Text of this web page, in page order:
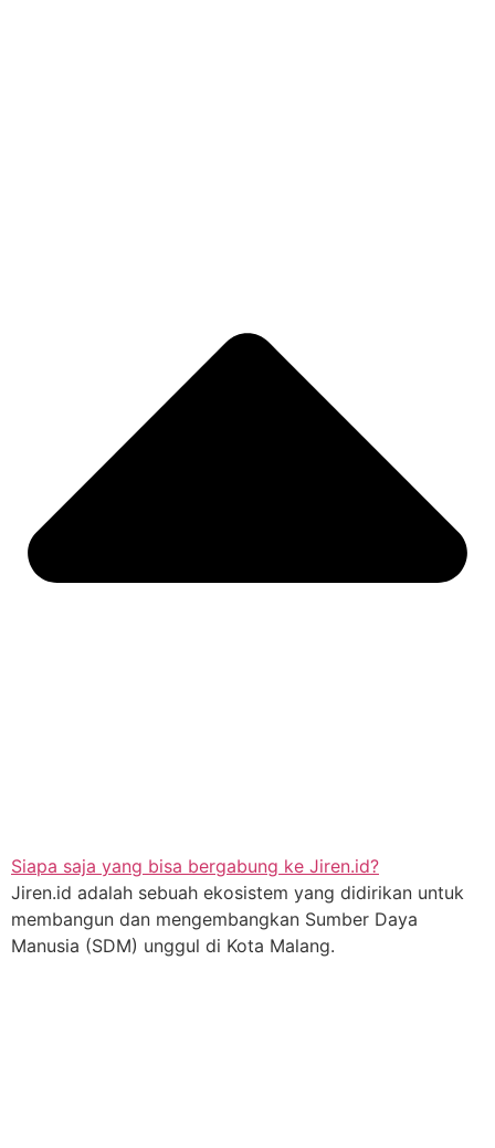
Siapa saja yang bisa bergabung ke Jiren.id?
Jiren.id adalah sebuah ekosistem yang didirikan untuk
membangun dan mengembangkan Sumber Daya
Manusia (SDM) unggul di Kota Malang.